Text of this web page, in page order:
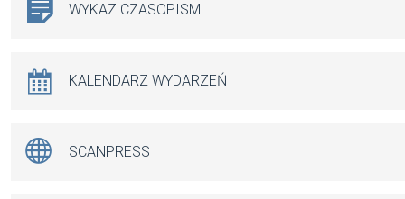
WYKAZ CZASOPISM
KALENDARZ WYDARZEŃ
SCANPRESS